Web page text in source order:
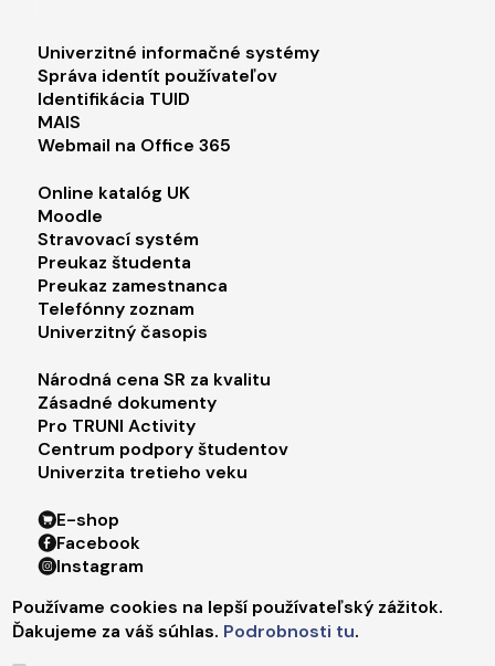
Footer menu 1
Univerzitné informačné systémy
Správa identít používateľov
Identifikácia TUID
MAIS
Webmail na Office 365
Footer menu 2
Online katalóg UK
Moodle
Stravovací systém
Preukaz študenta
Preukaz zamestnanca
Telefónny zoznam
Univerzitný časopis
Footer menu 3
Národná cena SR za kvalitu
Zásadné dokumenty
Pro TRUNI Activity
Centrum podpory študentov
Univerzita tretieho veku
Footer menu 4
E-shop
Facebook
Instagram
LinkedIn
Youtube
Používame cookies na lepší používateľský zážitok.
Ďakujeme za váš súhlas. Podrobnosti tu.